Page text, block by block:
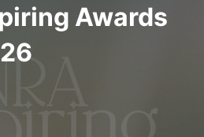
Awards